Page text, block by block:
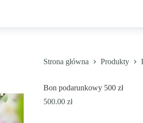
Strona główna Produkty
Bon podarunkowy 500 zł
500.00 zł